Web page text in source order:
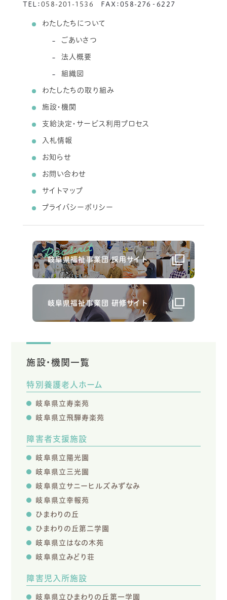
TEL：058-201-1536 FAX：058-276‐6227
わたしたちについて
ごあいさつ
法人概要
組織図
わたしたちの取り組み
施設・機関
支給決定・サービス利用プロセス
入札情報
お知らせ
お問い合わせ
サイトマップ
プライバシーポリシー
岐阜県福祉事業団 採用サイト
岐阜県福祉事業団 研修サイト
施設・機関一覧
特別養護老人ホーム
岐阜県立寿楽苑
岐阜県立飛騨寿楽苑
障害者支援施設
岐阜県立陽光園
岐阜県立三光園
岐阜県立サニーヒルズみずなみ
岐阜県立幸報苑
ひまわりの丘
ひまわりの丘第二学園
岐阜県立はなの木苑
岐阜県立みどり荘
障害児入所施設
岐阜県立ひまわりの丘第一学園